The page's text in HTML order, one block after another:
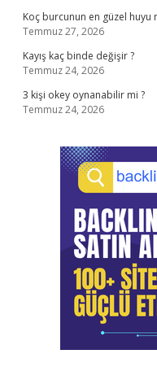
Koç burcunun en güzel huyu
Temmuz 27, 2026
Kayış kaç binde değişir ?
Temmuz 24, 2026
3 kişi okey oynanabilir mi ?
Temmuz 24, 2026